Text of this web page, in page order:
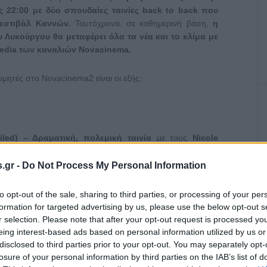
- Do Not Process My Personal Information
opt-out of the sale, sharing to third parties, or processing of your
for targeted advertising by us, please use the below opt-out
selection. Please note that after your opt-out request is processed
interest-based ads based on personal information utilized by us
to third parties prior to your opt-out. You may separately
of your personal information by third parties on the IAB’s list of
22:00 με δύο σπουδαίες ταινίες back to back που
Καννών. Ταυτόχρονα, σε καθημερινή βάση,
η
θα μεταφέρει όλα τα νέα και το κλίμα με
των καναλιών Novacinema.
στο Novacinema2 είναι οι εξής:
) – Δραματική, πολεμική ταινία με τους Nicole
Elle Fanning σε σκηνοθεσία της Sofia Coppola
του Αμερικανικού Εμφυλίου, ένας τραυματισμένος
σχολείο θηλέων, όπου ο πόθος, η ζήλια και ο φόβος
to Seoul
) – Δραματική ταινία με τους Park Ji-min,
Davy Chou (2022, διάρκειας 114’). Μια
φορά στη Νότια Κορέα μετά την υιοθεσία της,
την ταυτότητά της, απρόσμενα συναισθήματα έρχονται